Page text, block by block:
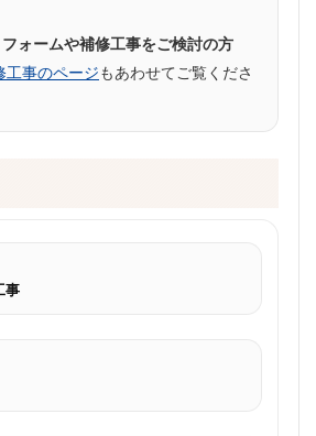
ォームや補修工事をご検討の方
工事のページもあわせてご覧くださ
事